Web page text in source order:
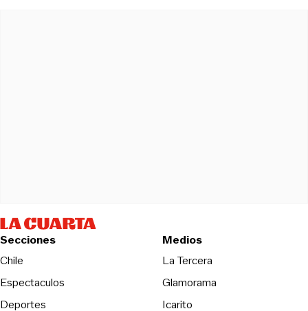
Secciones
Chile
Espectaculos
Deportes
Medios
La TerceraOpens in new
Glamorama
Icarito